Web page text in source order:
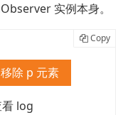
实例本身。
Copy
移除 p 元素
log